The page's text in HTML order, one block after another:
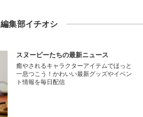
編集部イチオシ
スヌーピーたちの最新ニュース
癒やされるキャラクターアイテムでほっと
一息つこう！かわいい最新グッズやイベン
ト情報を毎日配信